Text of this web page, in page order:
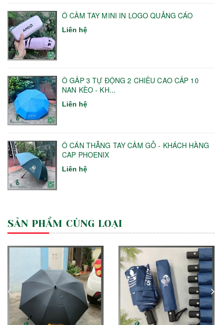
Ô CẦM TAY MINI IN LOGO QUẢNG CÁO
Liên hệ
Ô GẤP 3 TỰ ĐỘNG 2 CHIỀU CAO CẤP 10
NAN KÈO - KH...
Liên hệ
Ô CÁN THẲNG TAY CẦM GỖ - KHÁCH HÀNG
CAP PHOENIX
Liên hệ
SẢN PHẨM CÙNG LOẠI